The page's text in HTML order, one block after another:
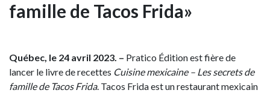
famille de Tacos Frida»
Québec, le 24 avril 2023. – Pratico Édition est fière de
lancer le livre de recettes Cuisine mexicaine – Les secrets de
famille de Tacos Frida. Tacos Frida est un restaurant mexicain